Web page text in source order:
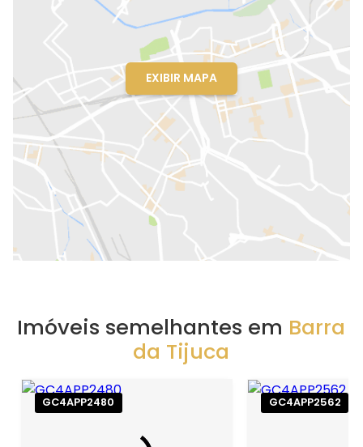
EXIBIR MAPA
Imóveis semelhantes em Barra
da Tijuca
GC4APP2480 GC4APP2562